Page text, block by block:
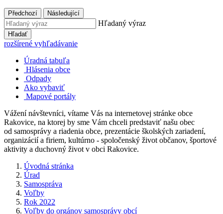
Předchozí Následující
Hľadaný výraz
Hľadať
rozšírené vyhľadávanie
Úradná tabuľa
Hlásenia obce
Odpady
Ako vybaviť
Mapové portály
Vážení návštevníci, vítame Vás na internetovej stránke obce
Rakovice, na ktorej by sme Vám chceli predstaviť našu obec
od samosprávy a riadenia obce, prezentácie školských zariadení,
organizácií a firiem, kultúrno - spoločenský život občanov, športové
aktivity a duchovný život v obci Rakovice.
Úvodná stránka
Úrad
Samospráva
Voľby
Rok 2022
Voľby do orgánov samosprávy obcí